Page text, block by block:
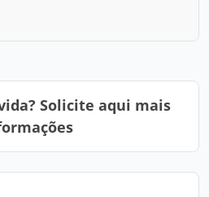
Solicite aqui mais